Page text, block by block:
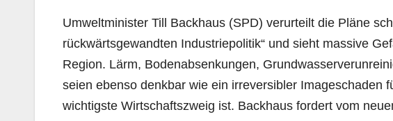
Umweltminister Till Backhaus (SPD) verurteilt die Pläne
rückwärtsgewandten Industriepolitik“ und sieht massive
Region. Lärm, Bodenabsenkungen,
seien ebenso denkbar wie ein irreversibler Imageschaden
wichtigste Wirtschaftszweig ist. Backhaus fordert vom